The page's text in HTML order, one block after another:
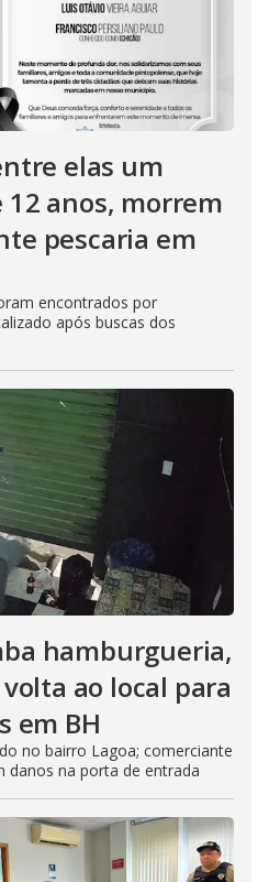
elas um
anos, morrem
pescaria em
encontrados por
após buscas dos
hamburgueria,
ao local para
em BH
no bairro Lagoa; comerciante
na porta de entrada